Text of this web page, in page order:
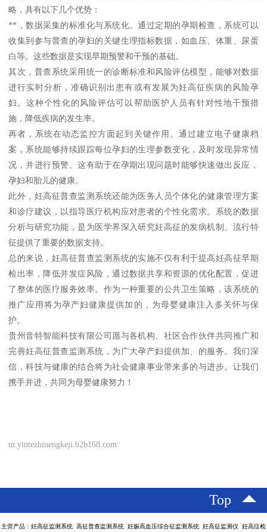
略，具有以下几个优势：
**，数据采集的标准化与系统化。通过定期的孕期检查，系统可以
收集到参与普查的孕妇的关键生理指标数据，如血压、体重、尿蛋
白等。这些数据是实现早期预警和干预的基础。
其次，普查系统采用统一的诊断标准和风险评估模型，能够对数据
进行实时分析，准确识别出患有或有发展为妊高征疾病的风险孕
妇。这种个性化的风险评估可以帮助医护人员有针对性地干预措
施，降低疾病的发生率。
再者，系统在动态监控方面起到关键作用。通过建立电子健康档
案，系统能够持续跟踪每位孕妇的生理参数变化，及时发现异常情
况，并进行预警。这有助于在孕期出现问题时能够快速做出反应，
孕妇和胎儿的健康。
此外，妊高征普查监测系统还能为医务人员个体化的健康管理方案
和诊疗建议，以指导医疗机构应对患者的个性化需求。系统的数据
分析与研究功能，是为医学界深入研究妊高征的发病机制、流行特
征提供了重要的数据支持。
总的来说，妊高征普查监测系统的实施不仅有利于提高妊高征早期
检出率，降低并发症风险，通过数据共享和资源的优化配置，促进
了整体的医疗服务效率。作为一种重要的公共卫生策略，该系统的
推广应用将为孕产妇健康提供加的，为母婴健康注入多关怀与保
护。
贵州音特智能科技有限公司愿与各机构、社区合作伙伴共同推广和
完善妊高征普查监测系统，为广大孕产妇提供加、的服务。我们深
信，科技与健康的结合将为社会健康事业带来多的与进步。让我们
携手并进，共同为母婴健康努力！
m.yintezhinengkeji.b2b168.com
Top
主营产品：妊高征监测系统 高征普查监测系统 妊娠高血压综合征监测系统 妊高征监测仪 妊高症检